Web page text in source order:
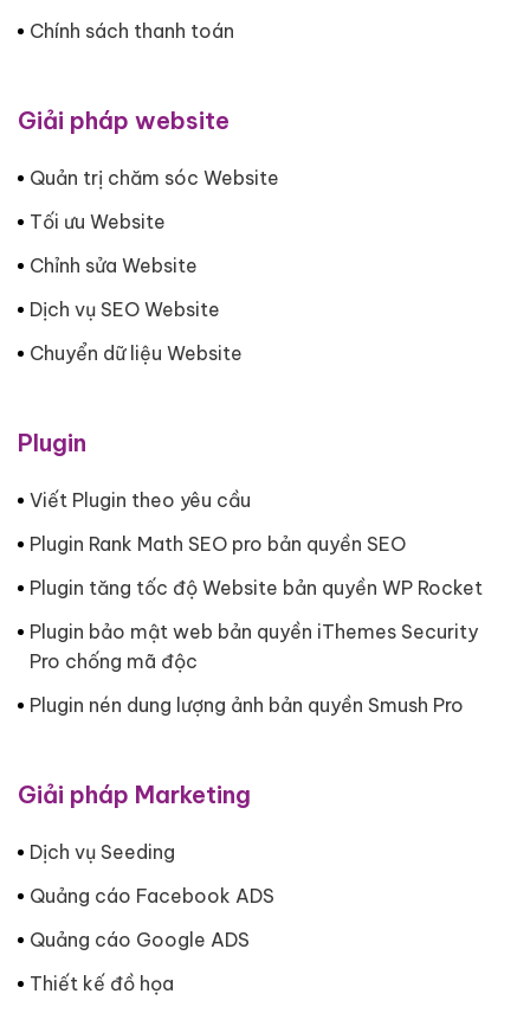
Chính sách thanh toán
Giải pháp website
Quản trị chăm sóc Website
Tối ưu Website
Chỉnh sửa Website
Dịch vụ SEO Website
Chuyển dữ liệu Website
Plugin
Viết Plugin theo yêu cầu
Plugin Rank Math SEO pro bản quyền SEO
Plugin tăng tốc độ Website bản quyền WP Rocket
Plugin bảo mật web bản quyền iThemes Security
Pro chống mã độc
Plugin nén dung lượng ảnh bản quyền Smush Pro
Giải pháp Marketing
Dịch vụ Seeding
Quảng cáo Facebook ADS
Quảng cáo Google ADS
Thiết kế đồ họa